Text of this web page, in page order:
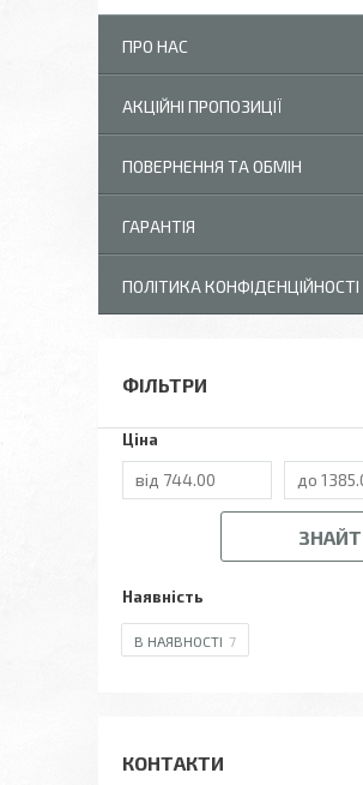
ПРО НАС
АКЦІЙНІ ПРОПОЗИЦІЇ
ПОВЕРНЕННЯ ТА ОБМІН
ГАРАНТІЯ
ПОЛІТИКА КОНФІДЕНЦІЙНОСТІ
ФІЛЬТРИ
Ціна
Наявність
В НАЯВНОСТІ 7
КОНТАКТИ